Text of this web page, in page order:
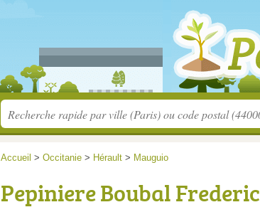
Accueil > Occitanie > Hérault > Mauguio
Pepiniere Boubal Frederic